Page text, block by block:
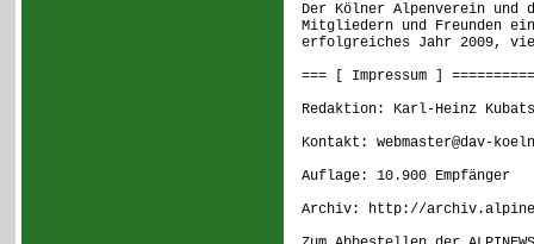
Der Kölner Alpenverein und
Mitgliedern und Freunden
erfolgreiches Jahr 2009,
=== [ Impressum ]
Redaktion: Karl-Heinz
Kontakt: webmaster@dav-
Auflage: 10.900 Empfänger
Archiv: http://